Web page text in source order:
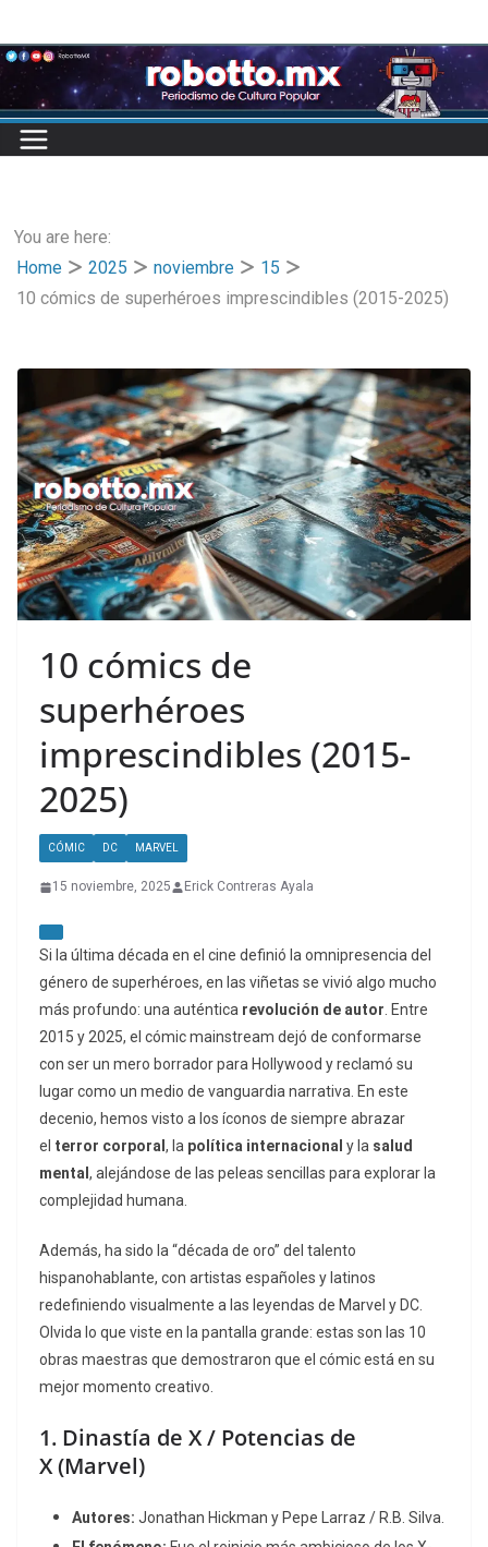
to
content
You are here:
Home
2025 noviembre
15
10 cómics de superhéroes imprescindibles (2015-2025)
10 cómics de
superhéroes
imprescindibles (2015-
2025)
CÓMIC DC MARVEL
15 noviembre, 2025 Erick Contreras Ayala
Si la última década en el cine definió la omnipresencia del
género de superhéroes, en las viñetas se vivió algo mucho
más profundo: una auténtica revolución de autor . Entre
2015 y 2025, el cómicmainstream dejó de conformarse
con ser un mero borrador para Hollywood y reclamó su
lugar como un medio de vanguardia narrativa. En este
decenio, hemos visto a los íconos de siempre abrazar
el terror corporal , la política internacional y la salud
mental , alejándose de las peleas sencillas para explorar la
complejidad humana.
Además, ha sido la “década de oro” del talento
hispanohablante, con artistas españoles y latinos
redefiniendo visualmente a las leyendas de Marvel y DC.
Olvida lo que viste en la pantalla grande: estas son las 10
obras maestras que demostraron que el cómic está en su
mejor momento creativo.
1. Dinastía de X / Potencias de
X(Marvel)
Autores: Jonathan Hickman y Pepe Larraz / R.B. Silva.